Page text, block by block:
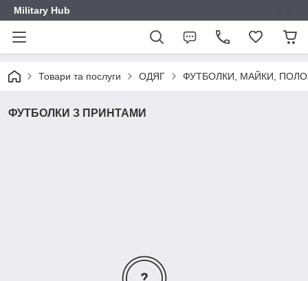
Military Hub
Товари та послуги ОДЯГ ФУТБОЛКИ, МАЙКИ, ПОЛО
ФУТБОЛКИ З ПРИНТАМИ